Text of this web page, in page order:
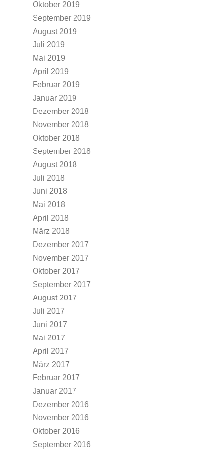
Oktober 2019
September 2019
August 2019
Juli 2019
Mai 2019
April 2019
Februar 2019
Januar 2019
Dezember 2018
November 2018
Oktober 2018
September 2018
August 2018
Juli 2018
Juni 2018
Mai 2018
April 2018
März 2018
Dezember 2017
November 2017
Oktober 2017
September 2017
August 2017
Juli 2017
Juni 2017
Mai 2017
April 2017
März 2017
Februar 2017
Januar 2017
Dezember 2016
November 2016
Oktober 2016
September 2016